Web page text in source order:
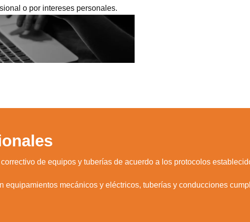
o por intereses personales.
de equipos y tuberías de acuerdo a los protocolos
equipamientos mecánicos y eléctricos, tuberías y conducciones